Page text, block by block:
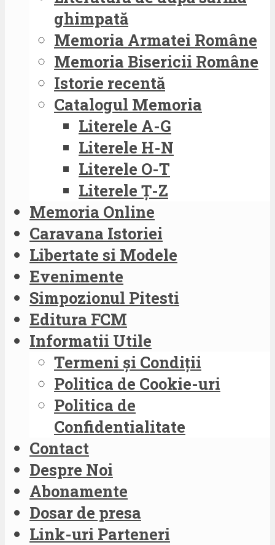
ghimpată
Memoria Armatei Române
Memoria Bisericii Române
Istorie recentă
Catalogul Memoria
Literele A-G
Literele H-N
Literele O-T
Literele Ț-Z
Memoria Online
Caravana Istoriei
Libertate si Modele
Evenimente
Simpozionul Pitesti
Editura FCM
Informatii Utile
Termeni și Condiții
Politica de Cookie-uri
Politica de
Confidentialitate
Contact
Despre Noi
Abonamente
Dosar de presa
Link-uri Parteneri